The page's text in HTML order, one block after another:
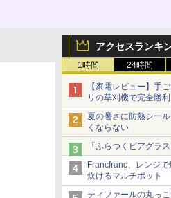
アクセスランキ
1時間 24時間
【家電レビュー】手
リの草刈機で完全勝
夏の暑さに防熱シー
くならない
「ふらつくビアグラ
Francfranc、レンジ
炊けるマルチポット
ティファールの丸っ